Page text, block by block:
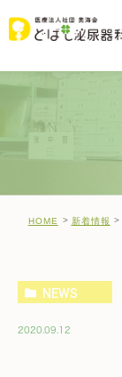
HOME 新着情報
NEWS
2020.09.12